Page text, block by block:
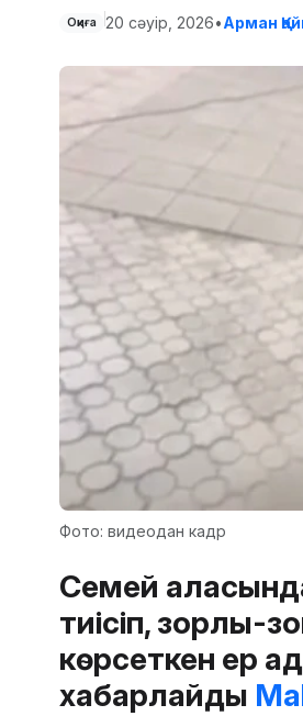
Оқиға 20 сәуір, 2026•Арман
Фото: видеодан кадр
Семей
тиісіп, зорлық-
көрсеткен ер
хабарлайды